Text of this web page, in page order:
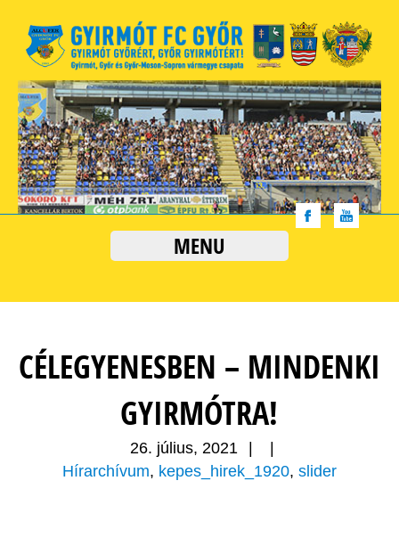
MENU
CÉLEGYENESBEN – MINDENKI
GYIRMÓTRA!
26. július, 2021
Hírarchívum, kepes_hirek_1920, slider